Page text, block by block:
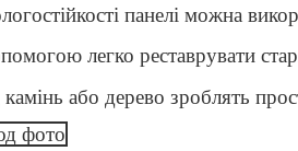
панелі можна
легко реставрувати
камінь або дерево зроблять